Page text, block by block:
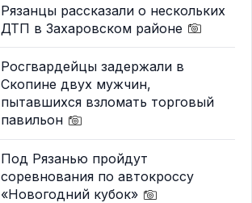
Рязанцы рассказали о нескольких
ДТП в Захаровском районе
Росгвардейцы задержали в
Скопине двух мужчин,
пытавшихся взломать торговый
павильон
Под Рязанью пройдут
соревнования по автокроссу
«Новогодний кубок»